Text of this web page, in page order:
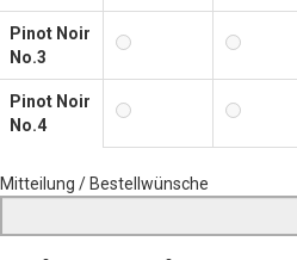
Pinot Noir
No.3
Pinot Noir
No.4
Mitteilung / Bestellwünsche